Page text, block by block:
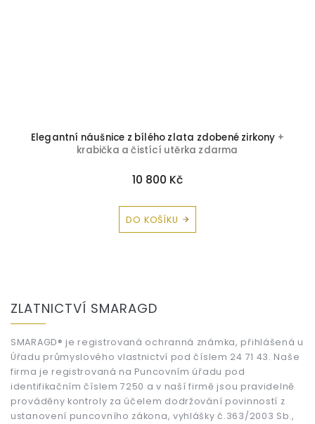
Elegantní náušnice z bílého zlata zdobené zirkony +
krabička a čistící utěrka zdarma
10 800 Kč
DO KOŠÍKU
ZLATNICTVÍ SMARAGD
SMARAGD® je registrovaná ochranná známka, přihlášená u
Úřadu průmyslového vlastnictví pod číslem 24 71 43. Naše
firma je registrovaná na Puncovním úřadu pod
identifikačním číslem 7250 a v naší firmě jsou pravidelně
prováděny kontroly za účelem dodržování povinností z
ustanovení puncovního zákona, vyhlášky č.363/2003 Sb.,